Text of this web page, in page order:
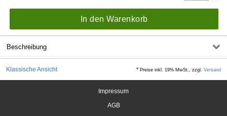
In den Warenkorb
Beschreibung
Klassische Ansicht *Preise inkl. 19% MwSt., zzgl.Versand
Impressum
AGB